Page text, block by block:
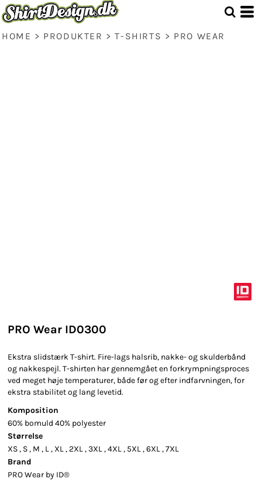
HOME > PRODUKTER > T-SHIRTS > PRO WEAR
PRO Wear ID0300
Ekstra slidstærk T-shirt. Fire-lags halsrib, nakke- og skulderbånd
og nakkespejl. T-shirten har gennemgået en forkrympningsproces
ved meget høje temperaturer, både før og efter indfarvningen, for
ekstra stabilitet og lang levetid.
Komposition
60% bomuld 40% polyester
Størrelse
XS, S, M , L, XL,2XL,3XL,4XL, 5XL,6XL,7XL
Brand
PRO Wear by ID®